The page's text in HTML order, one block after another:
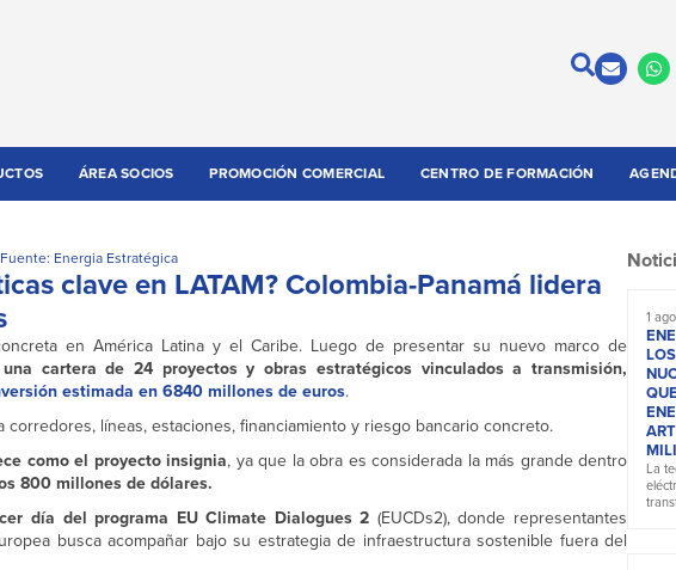
ÁREA SOCIOS PROMOCIÓN COMERCIAL CENTRO DE FORMACIÓN
Fuente: Energia Estratégica
clave en LATAM? Colombia-Panamá lidera
en América Latina y el Caribe. Luego de presentar su nuevo marco de
cartera de 24 proyectos y obras estratégicos vinculados a transmisión,
estimada en 6840 millones de euros.
líneas, estaciones, financiamiento y riesgo bancario concreto.
como el proyecto insignia, ya que la obra es considerada la más grande dentro
800 millones de dólares.
día del programa EU Climate Dialogues 2 (EUCDs2), donde representantes
busca acompañar bajo su estrategia de infraestructura sostenible fuera del
1
La